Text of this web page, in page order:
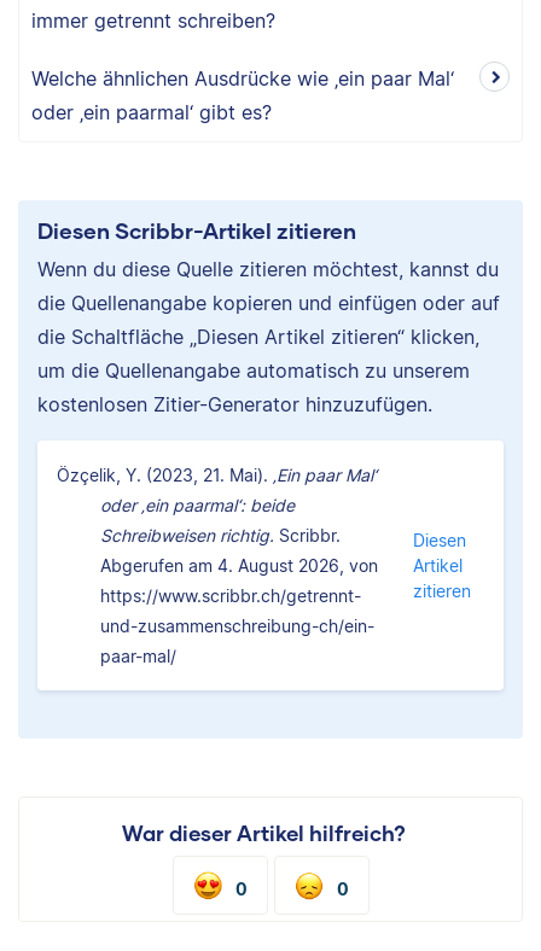
immer getrennt schreiben?
Welche ähnlichen Ausdrücke wie ‚ein paar Mal‘
oder ‚ein paarmal‘ gibt es?
Diesen Scribbr-Artikel zitieren
Wenn du diese Quelle zitieren möchtest, kannst du
die Quellenangabe kopieren und einfügen oder auf
die Schaltfläche „Diesen Artikel zitieren“ klicken,
um die Quellenangabe automatisch zu unserem
kostenlosen Zitier-Generator hinzuzufügen.
Özçelik, Y. (2023, 21. Mai). ‚Ein paar Mal‘
oder ‚ein paarmal‘: beide
Schreibweisen richtig. Scribbr.
Abgerufen am 4. August 2026, von
https://www.scribbr.ch/getrennt-
und-zusammenschreibung-ch/ein-
paar-mal/
Diesen
Artikel
zitieren
War dieser Artikel hilfreich?
0 0